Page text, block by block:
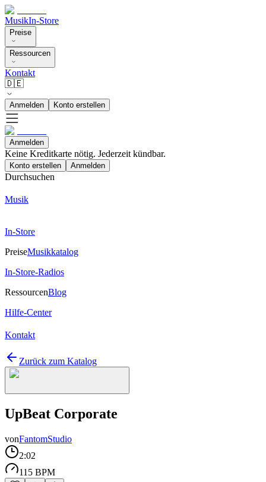
MusikIn-Store
Preise
Ressourcen
Kontakt
🇩🇪
Anmelden Konto erstellen
Anmelden
Keine Kreditkarte nötig. Jederzeit kündbar.
Konto erstellen Anmelden
Durchsuchen
Musik
In-Store
PreiseMusikkatalog
In-Store-Radios
RessourcenBlog
Hilfe-Center
Kontakt
Zurück zum Katalog
UpBeat Corporate
vonFantomStudio
2:02
115 BPM